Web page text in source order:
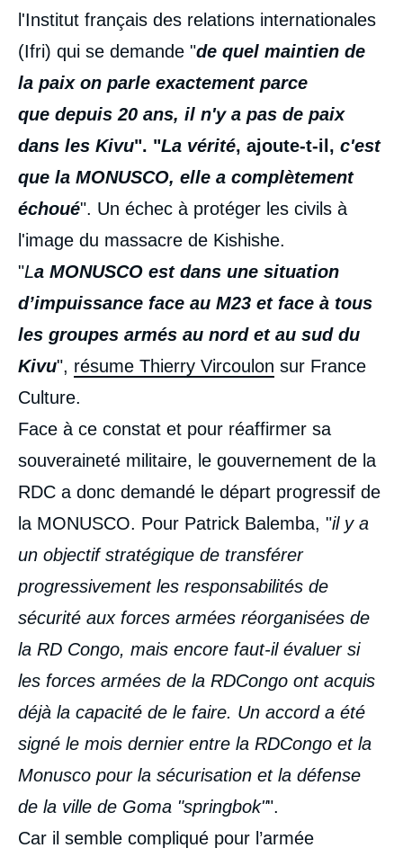
l'Institut français des relations internationales
(Ifri) qui se demande "de quel maintien de
la paix on parle exactement parce
que depuis 20 ans, il n'y a pas de paix
dans les Kivu". "La vérité, ajoute-t-il, c'est
que la MONUSCO, elle a complètement
échoué". Un échec à protéger les civils à
l'image du massacre de Kishishe.
"La MONUSCO est dans une situation
d’impuissance face au M23 et face à tous
les groupes armés au nord et au sud du
Kivu", résume Thierry Vircoulon sur France
Culture.
Face à ce constat et pour réaffirmer sa
souveraineté militaire, le gouvernement de la
RDC a donc demandé le départ progressif de
la MONUSCO. Pour Patrick Balemba, "il y a
un objectif stratégique de transférer
progressivement les responsabilités de
sécurité aux forces armées réorganisées de
la RD Congo, mais encore faut-il évaluer si
les forces armées de la RDCongo ont acquis
déjà la capacité de le faire. Un accord a été
signé le mois dernier entre la RDCongo et la
Monusco pour la sécurisation et la défense
de la ville de Goma "springbok"".
Car il semble compliqué pour l’armée